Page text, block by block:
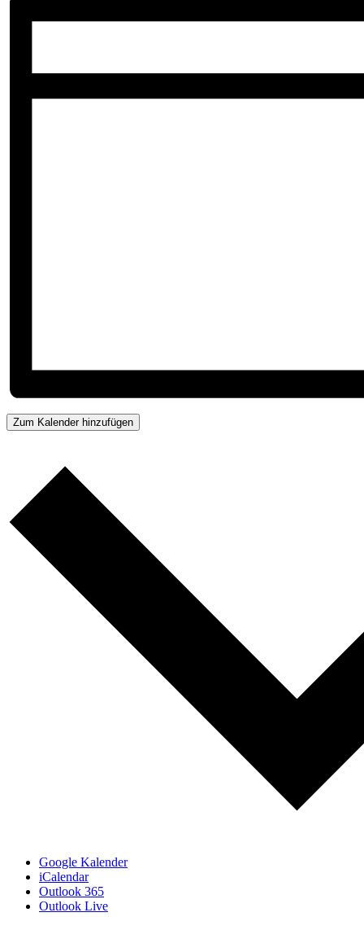
Zum Kalender hinzufügen
Google Kalender
iCalendar
Outlook 365
Outlook Live